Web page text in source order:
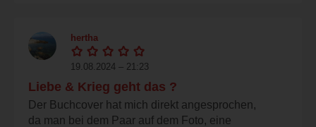
hertha
19.08.2024 – 21:23
Liebe & Krieg geht das ?
Der Buchcover hat mich direkt angesprochen,
da man bei dem Paar auf dem Foto, eine